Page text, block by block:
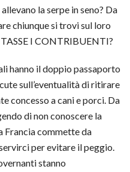
la serpe in seno? Da
chiunque si trovi sul loro
I CONTRIBUENTI?
hanno ildoppio passaporto
sull’eventualità di ritirare
concesso a cani e porci. Da
di non conoscere la
Francia commette da
per evitare il peggio.
stanno